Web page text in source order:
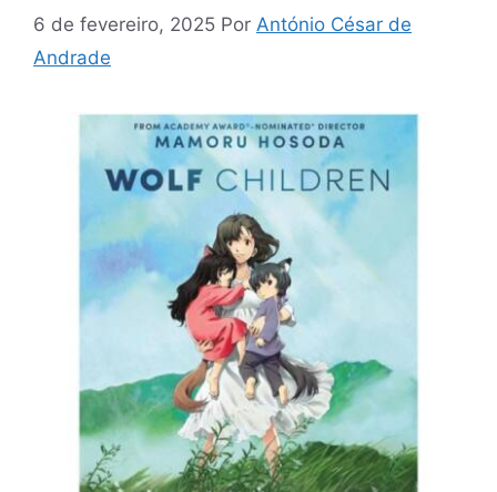
6 de fevereiro, 2025 Por António César de
Andrade